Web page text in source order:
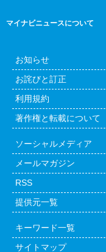
マイナビニュースについて
お知らせ
お詫びと訂正
利用規約
著作権と転載について
ソーシャルメディア
メールマガジン
RSS
提供元一覧
キーワード一覧
サイトマップ